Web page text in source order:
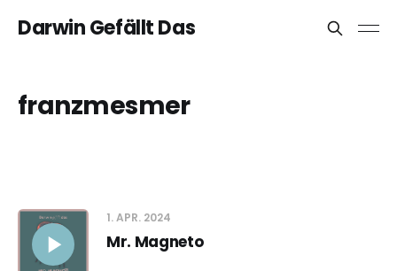
Darwin Gefällt Das
franzmesmer
1. APR. 2024
Mr. Magneto